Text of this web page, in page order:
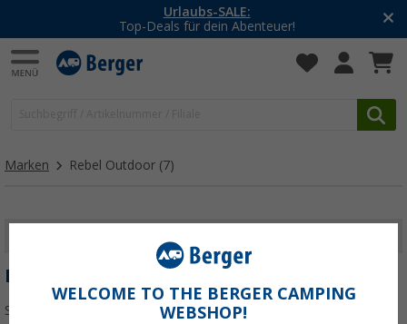
Urlaubs-SALE:
Top-Deals für dein Abenteuer!
Marken Rebel Outdoor (7)
REBEL OUTDOOR
Sortieren:
WELCOME TO THE BERGER CAMPING
WEBSHOP!